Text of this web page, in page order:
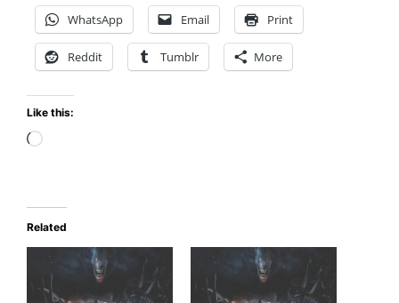
WhatsApp Email Print
Reddit Tumblr More
Like this:
Loading…
Related